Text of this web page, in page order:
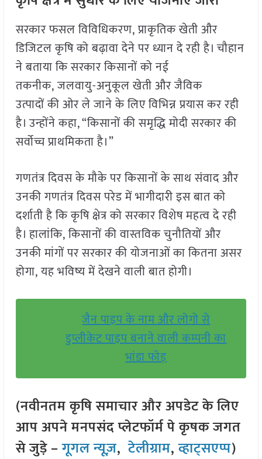
सरकार फसल विविधिकरण, प्राकृतिक खेती और
डिजिटल कृषि को बढ़ावा देने पर ध्यान दे रही है। चौहान
ने बताया कि सरकार किसानों को नई
तकनीक, जलवायु-अनुकूल खेती और जैविक
उत्पादों की ओर ले जाने के लिए विभिन्न प्रयास कर रही
है। उन्होंने कहा, “किसानों की समृद्धि मोदी सरकार की
सर्वोच्च प्राथमिकता है।”
गणतंत्र दिवस के मौके पर किसानों के साथ संवाद और
उनकी गणतंत्र दिवस परेड में भागीदारी इस बात को
दर्शाती है कि कृषि क्षेत्र को सरकार विशेष महत्व दे रही
है। हालांकि, किसानों की वास्तविक चुनौतियों और
उनकी मांगों पर सरकार की योजनाओं का कितना असर
होगा, यह भविष्य में देखने वाली बात होगी।
जैन पाइप के नाम और लोगो से
डुप्लीकेट पाइप बनाने वाली कम्पनी का
भांडा फोड़
(नवीनतम कृषि समाचार और अपडेट के लिए
आप अपने मनपसंद प्लेटफॉर्म पे कृषक जगत
से जुड़े –गूगल न्यूज़,टेलीग्राम,व्हाट्सएप्प)